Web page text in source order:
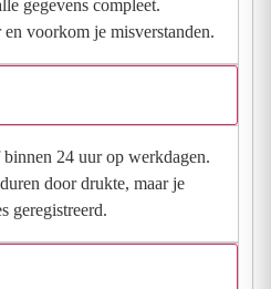
gegevens compleet.
voorkom je misverstanden.
24 uur op werkdagen.
door drukte, maar je
geregistreerd.